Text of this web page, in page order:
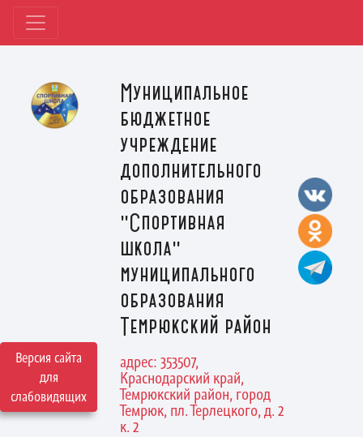
Версия сайта
для
слабовидящих
Муниципальное
бюджетное
учреждение
дополнительного
образования
"Спортивная
школа"
муниципального
образования
Темрюкский район
адрес: 353507,
Краснодарский край,
Темрюкский район, город
Темрюк, пл. Терлецкого, д. 2
к. 2